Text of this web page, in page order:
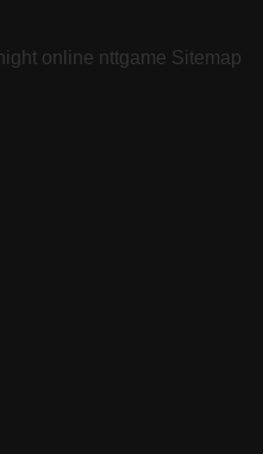
online nttgame Sitemap